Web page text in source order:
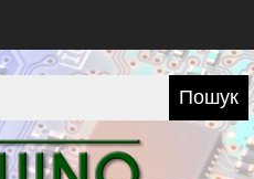
Пошук